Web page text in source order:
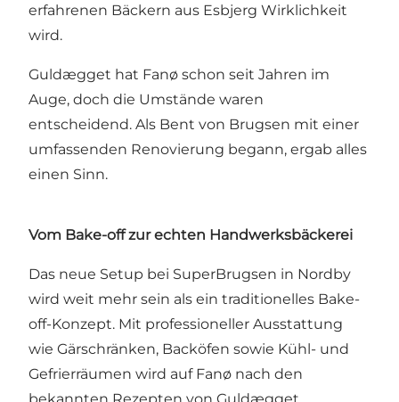
erfahrenen Bäckern aus Esbjerg Wirklichkeit
wird.
Guldægget hat Fanø schon seit Jahren im
Auge, doch die Umstände waren
entscheidend. Als Bent von Brugsen mit einer
umfassenden Renovierung begann, ergab alles
einen Sinn.
Vom Bake-off zur echten Handwerksbäckerei
Das neue Setup bei SuperBrugsen in Nordby
wird weit mehr sein als ein traditionelles Bake-
off-Konzept. Mit professioneller Ausstattung
wie Gärschränken, Backöfen sowie Kühl- und
Gefrierräumen wird auf Fanø nach den